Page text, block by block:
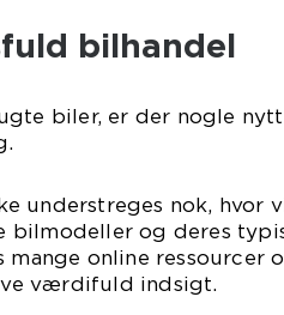
bilhandel
biler, er der nogle
understreges nok, hvor
bilmodeller og deres
online ressourcer
værdifuld indsigt.